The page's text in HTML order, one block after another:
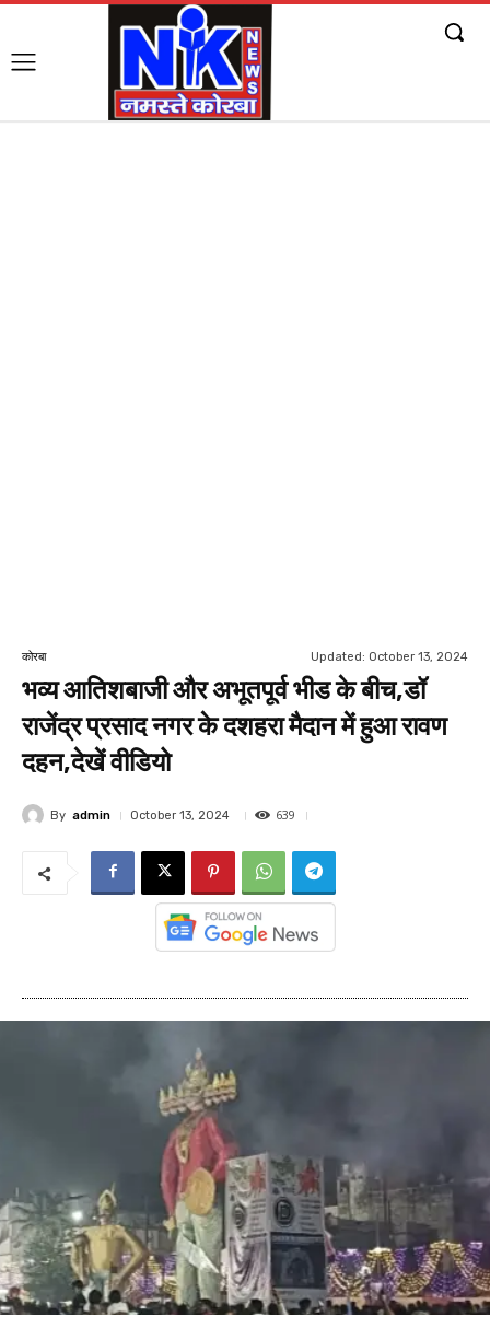
कोरबा Updated: October 13, 2024
भव्य आतिशबाजी और अभूतपूर्व भीड के बीच,डॉ
राजेंद्र प्रसाद नगर के दशहरा मैदान में हुआ रावण
दहन,देखें वीडियो
By admin October 13, 2024 639